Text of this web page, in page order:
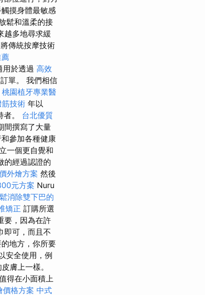
摸身體最敏感
鬆和溫柔的接
越多地尋求緩
傳統按摩技術
於透過 高效
單。 我們相信
桃園植牙專業醫
技術 年以
。 台北優質
間撰寫了大量
參加各種健康
一個更自覺和
的經過認證的
外燴方案 然後
元方案 Nuru
消除雙下巴的
矯正 訂購所選
要，因為在許
即可，而且不
地方，你所要
安全使用，例
膚上一樣。
得在小面積上
格方案 中式